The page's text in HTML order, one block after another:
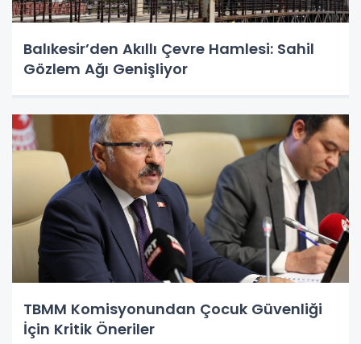
Balıkesir’den Akıllı Çevre Hamlesi: Sahil
Gözlem Ağı Genişliyor
TBMM Komisyonundan Çocuk Güvenliği
İçin Kritik Öneriler